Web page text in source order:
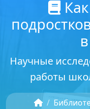
Научные
работы